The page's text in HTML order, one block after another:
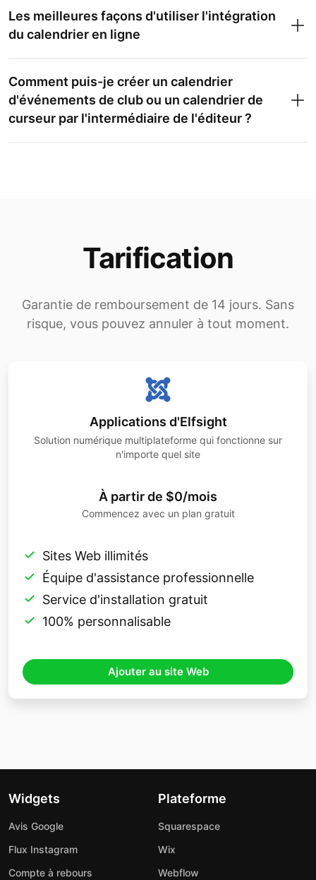
Les meilleures façons d'utiliser l'intégration
du calendrier en ligne
Comment puis-je créer un calendrier
d'événements de club ou un calendrier de
curseur par l'intermédiaire de l'éditeur ?
Tarification
Garantie de remboursement de 14 jours. Sans
risque, vous pouvez annuler à tout moment.
Applications d'Elfsight
Solution numérique multiplateforme qui fonctionne sur
n'importe quel site
À partir de $0/mois
Commencez avec un plan gratuit
Sites Web illimités
Équipe d'assistance professionnelle
Service d'installation gratuit
100% personnalisable
Ajouter au site Web
Widgets
Avis Google
Flux Instagram
Compte à rebours
Plateforme
Squarespace
Wix
Webflow